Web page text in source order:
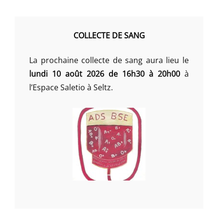
COLLECTE DE SANG
La prochaine collecte de sang aura lieu le
lundi 10 août 2026 de 16h30 à 20h00 à
l’Espace Saletio à Seltz.